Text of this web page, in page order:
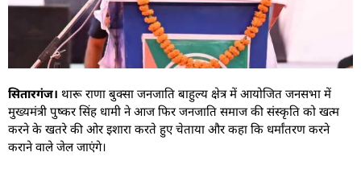
सितारगंज। थारू राणा बुक्सा जनजाति बाहुल्य क्षेत्र में आयोजित जनसभा में
मुख्यमंत्री पुष्कर सिंह धामी ने आज फिर जनजाति समाज की संस्कृति को खत्म
करने के खतरे की ओर इशारा करते हुए चेताया और कहा कि धर्मांतरण करने
कराने वाले जेल जाएंगे।